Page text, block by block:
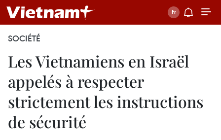
SOCIÉTÉ
Les Vietnamiens en Israël
appelés à respecter
strictement les instructions
de sécurité